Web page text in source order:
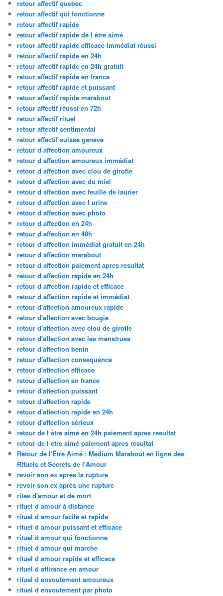
retour affectif quebec
retour affectif qui fonctionne
retour affectif rapide
retour affectif rapide de l être aimé
retour affectif rapide efficace immédiat réussi
retour affectif rapide en 24h
retour affectif rapide en 24h gratuit
retour affectif rapide en france
retour affectif rapide et puissant
retour affectif rapide marabout
retour affectif réussi en 72h
retour affectif rituel
retour affectif sentimental
retour affectif suisse geneve
retour d affection amoureux
retour d affection amoureux immédiat
retour d affection avec clou de girofle
retour d affection avec du miel
retour d affection avec feuille de laurier
retour d affection avec l urine
retour d affection avec photo
retour d affection en 24h
retour d affection en 48h
retour d affection immédiat gratuit en 24h
retour d affection marabout
retour d affection paiement apres resultat
retour d affection rapide en 24h
retour d affection rapide et efficace
retour d affection rapide et immédiat
retour d'affection amoureux rapide
retour d'affection avec bougie
retour d'affection avec clou de girofle
retour d'affection avec les menstrues
retour d'affection benin
retour d'affection consequence
retour d'affection efficace
retour d'affection en france
retour d'affection puissant
retour d'affection rapide
retour d'affection rapide en 24h
retour d'affection sérieux
retour de l être aimé en 24h paiement apres resultat
retour de l etre aimé paiement apres resultat
Retour de l'Être Aimé : Medium Marabout en ligne des
Rituels et Secrets de l'Amour
revoir son ex apres la rupture
revoir son ex après une rupture
rites d'amour et de mort
rituel d amour à distance
rituel d amour facile et rapide
rituel d amour puissant et efficace
rituel d amour qui fonctionne
rituel d amour qui marche
rituel d amour rapide et efficace
rituel d attirance en amour
rituel d envoutement amoureux
rituel d envoutement par photo